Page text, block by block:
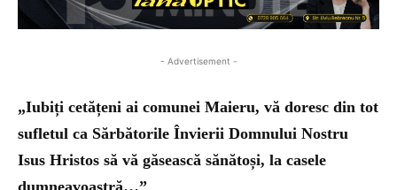
- Advertisement -
„Iubiți cetățeni ai comunei Maieru, vă doresc din tot
sufletul ca Sărbătorile Învierii Domnului Nostru
Isus Hristos să vă găsească sănătoși, la casele
dumneavoastră…”